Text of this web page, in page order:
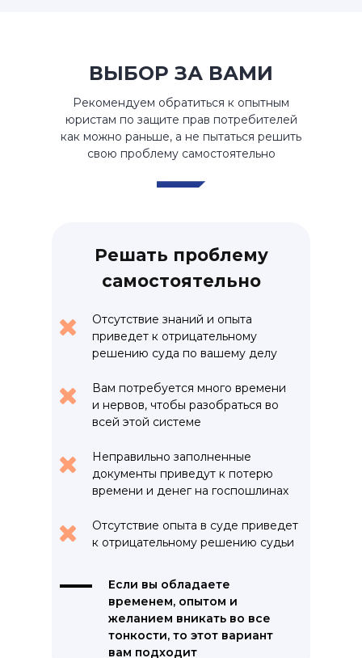
ВЫБОР ЗА ВАМИ
Рекомендуем обратиться к опытным
юристам по защите прав потребителей
как можно раньше, а не пытаться решить
свою проблему самостоятельно
Решать проблему
самостоятельно
Отсутствие знаний и опыта
приведет к отрицательному
решению суда по вашему делу
Вам потребуется много времени
и нервов, чтобы разобраться во
всей этой системе
Неправильно заполненные
документы приведут к потерю
времени и денег на госпошлинах
Отсутствие опыта в суде приведет
к отрицательному решению судьи
Если вы обладаете
временем, опытом и
желанием вникать во все
тонкости, то этот вариант
вам подходит